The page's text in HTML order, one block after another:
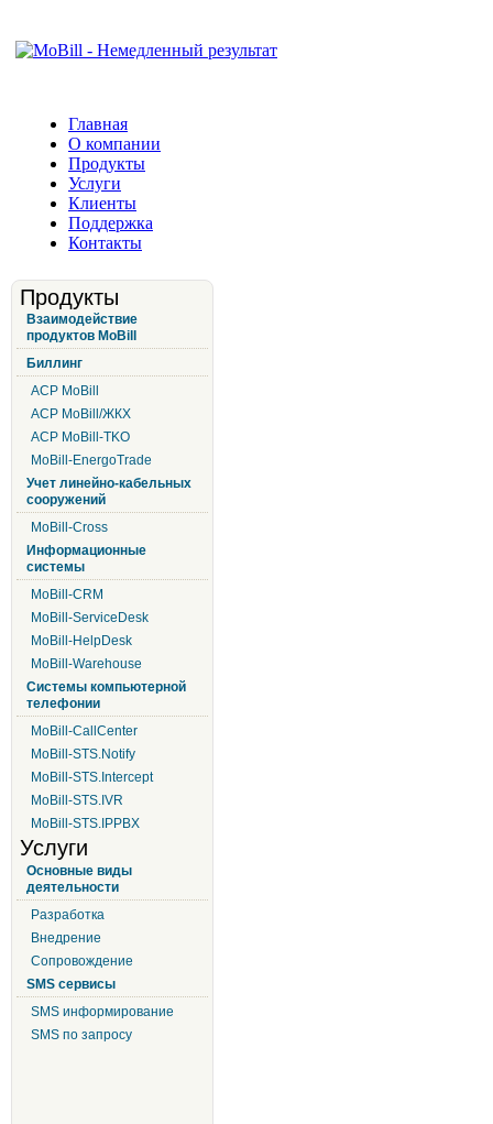
Главная
О компании
Продукты
Услуги
Клиенты
Поддержка
Контакты
Продукты
Взаимодействие
продуктов MoBill
Биллинг
АСР MoBill
АСР MoBill/ЖКХ
АСР MoBill-TKO
MoBill-EnergoTrade
Учет линейно-кабельных
сооружений
MoBill-Cross
Информационные
системы
MoBill-CRM
MoBill-ServiceDesk
MoBill-HelpDesk
MoBill-Warehouse
Системы компьютерной
телефонии
MoBill-CallCenter
MoBill-STS.Notify
MoBill-STS.Intercept
MoBill-STS.IVR
MoBill-STS.IPPBX
Услуги
Основные виды
деятельности
Разработка
Внедрение
Сопровождение
SMS сервисы
SMS информирование
SMS по запросу